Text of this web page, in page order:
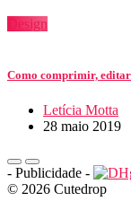
Design
Como comprimir, editar
Letícia Motta
28 maio 2019
- Publicidade -
© 2026 Cutedrop